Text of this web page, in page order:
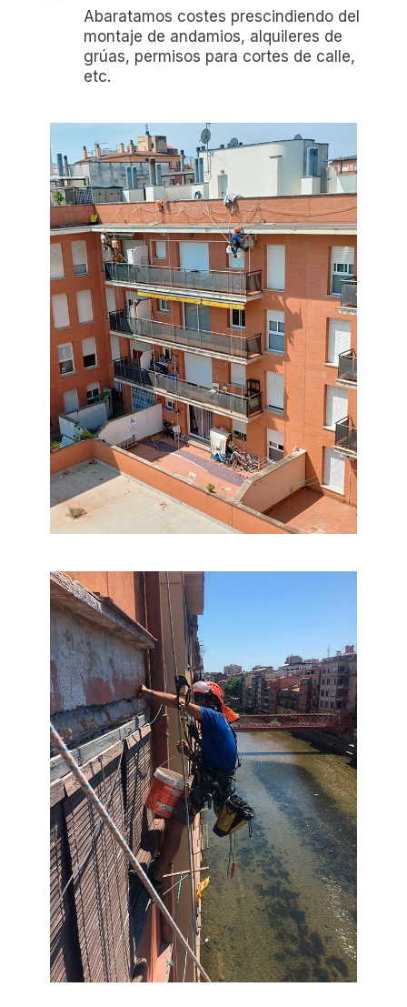
Abaratamos costes prescindiendo del
montaje de andamios, alquileres de
grúas, permisos para cortes de calle,
etc.